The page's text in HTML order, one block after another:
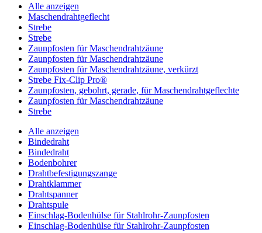
Alle anzeigen
Maschendrahtgeflecht
Strebe
Strebe
Zaunpfosten für Maschendrahtzäune
Zaunpfosten für Maschendrahtzäune
Zaunpfosten für Maschendrahtzäune, verkürzt
Strebe Fix-Clip Pro®
Zaunpfosten, gebohrt, gerade, für Maschendrahtgeflechte
Zaunpfosten für Maschendrahtzäune
Strebe
Alle anzeigen
Bindedraht
Bindedraht
Bodenbohrer
Drahtbefestigungszange
Drahtklammer
Drahtspanner
Drahtspule
Einschlag-Bodenhülse für Stahlrohr-Zaunpfosten
Einschlag-Bodenhülse für Stahlrohr-Zaunpfosten